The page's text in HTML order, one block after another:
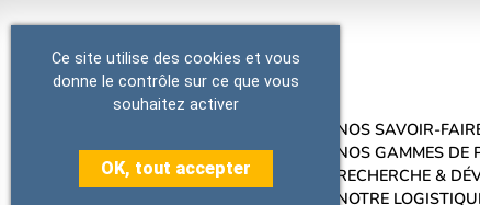
NOS SAVOIR-
NOS GAMMES DE
RECHERCHE &
NOTRE
Ce site utilise des cookies et vous
donne le contrôle sur ce que vous
souhaitez activer
OK, tout accepter